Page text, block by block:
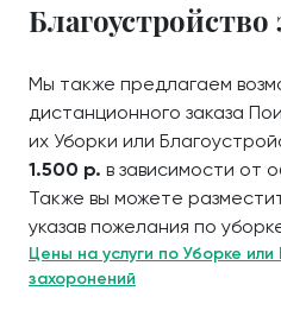
Мы также предлагаем
дистанционного заказа
их Уборки или
1.500 р. в зависимости от
Также вы можете
указав пожелания по
Цены на услуги по Уборке или
захоронений